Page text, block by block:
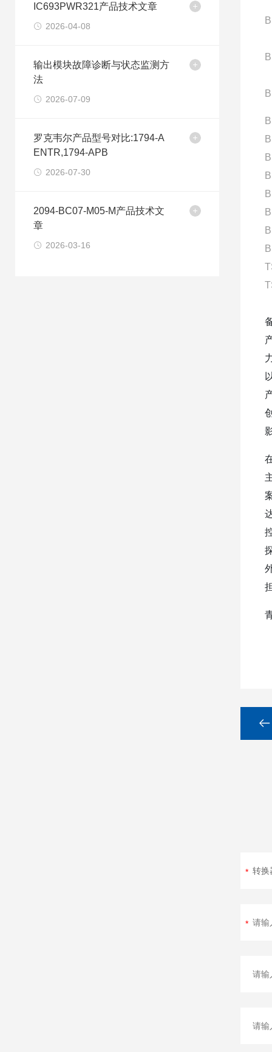
IC693PWR321产品技术文章
2026-04-08
输出模块故障诊断与状态监测方
法
2026-07-09
罗克韦尔产品型号对比:1794-A
ENTR,1794-APB
2026-07-30
2094-BC07-M05-M产品技术文
章
2026-03-16